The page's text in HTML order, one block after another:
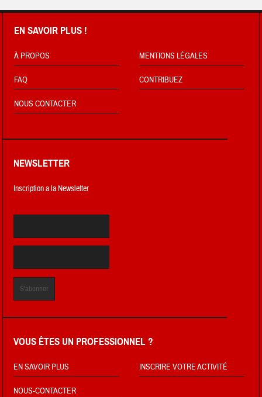
EN SAVOIR PLUS !
À PROPOS MENTIONS LÉGALES
FAQ CONTRIBUEZ
NOUS CONTACTER
NEWSLETTER
Inscription a la Newsletter
VOUS ÊTES UN PROFESSIONNEL ?
EN SAVOIR PLUS INSCRIRE VOTRE ACTIVITÉ
NOUS-CONTACTER